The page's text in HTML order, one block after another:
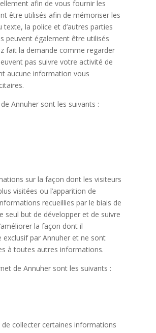
afin de vous fournir les
être utilisés afin de mémoriser les
la police et d’autres parties
peuvent également être utilisés
fait la demande comme regarder
pas suivre votre activité de
aucune information vous
Annuher sont les suivants :
sur la façon dont les visiteurs
visitées ou l’apparition de
recueillies par le biais de
seul but de développer et de suivre
la façon dont il
exclusif par Annuher et ne sont
à toutes autres informations.
de Annuher sont les suivants :
collecter certaines informations